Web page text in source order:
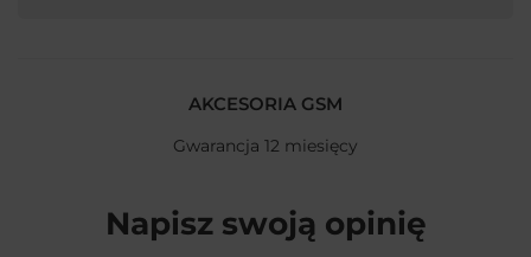
AKCESORIA GSM
Gwarancja 12 miesięcy
Napisz swoją opinię